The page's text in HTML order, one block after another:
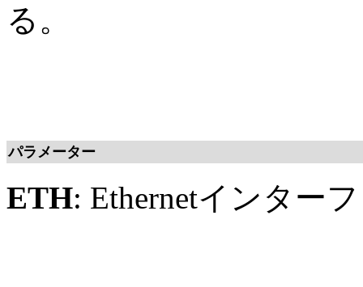
る。
パラメーター
ETH: Ethernetインター